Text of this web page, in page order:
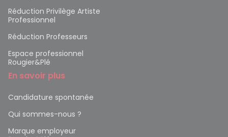
Réduction Privilège Artiste
Professionnel
Réduction Professeurs
Espace professionnel
Rougier&Plé
En savoir plus
Candidature spontanée
Qui sommes-nous ?
Marque employeur